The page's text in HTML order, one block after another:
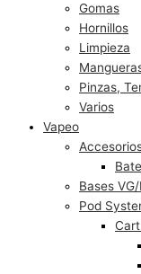
Gomas
Hornillos
Limpieza
Pinzas,
Varios
Vapeo
Bases
Pod